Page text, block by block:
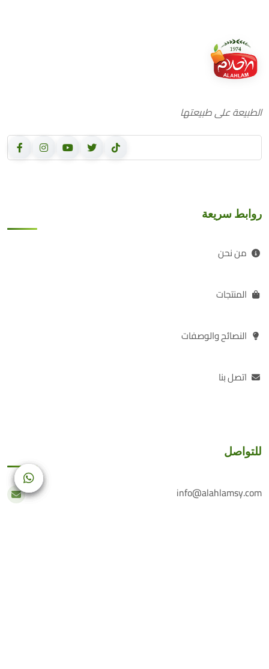
الطبيعة على طبيعتها
روابط سريعة
من نحن
المنتجات
النصائح والوصفات
اتصل بنا
للتواصل
info@alahlamsy.com